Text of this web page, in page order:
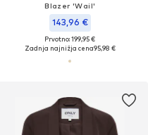
Blazer 'WaiI'
143,96 €
Prvotno: 199,95 €
Zadnja najnižja cena95,98 €